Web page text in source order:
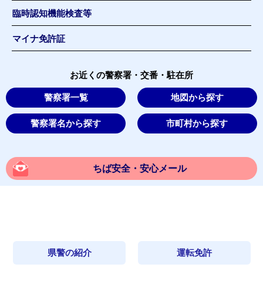
臨時認知機能検査等
マイナ免許証
お近くの警察署・交番・駐在所
警察署一覧 地図から探す
警察署名から探す 市町村から探す
ちば安全・安心メール
県警の紹介 運転免許